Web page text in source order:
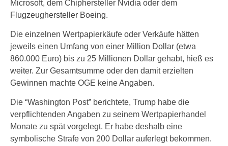
Microsoft, dem Chiphersteller Nvidia oder dem
Flugzeughersteller Boeing.
Die einzelnen Wertpapierkäufe oder Verkäufe hätten
jeweils einen Umfang von einer Million Dollar (etwa
860.000 Euro) bis zu 25 Millionen Dollar gehabt, hieß es
weiter. Zur Gesamtsumme oder den damit erzielten
Gewinnen machte OGE keine Angaben.
Die “Washington Post” berichtete, Trump habe die
verpflichtenden Angaben zu seinem Wertpapierhandel
Monate zu spät vorgelegt. Er habe deshalb eine
symbolische Strafe von 200 Dollar auferlegt bekommen.